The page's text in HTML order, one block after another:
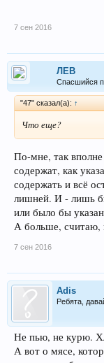
7 сен 2016
ЛEB
Спасшийся
"47" сказал(а): ↑
Что еще?
По-мне, так
содержат, как
содержать и всё
лишней. И - лишь
или было бы
А больше, считаю,
7 сен 2016
Adis
Ребята,
Не пью, не курю.
А вот о мясе,